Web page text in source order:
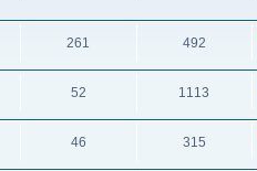
261 492
52 1113
46 315